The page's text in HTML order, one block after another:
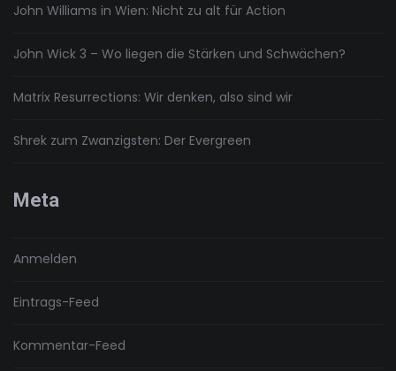
John Williams in Wien: Nicht zu alt für Action
John Wick 3 – Wo liegen die Stärken und Schwächen?
Matrix Resurrections: Wir denken, also sind wir
Shrek zum Zwanzigsten: Der Evergreen
Meta
Anmelden
Eintrags-Feed
Kommentar-Feed